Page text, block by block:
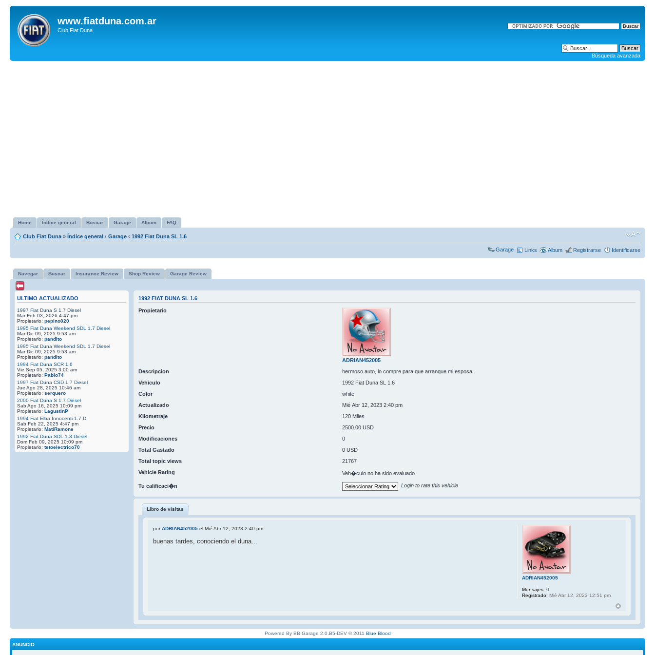
www.fiatduna.com.ar
Club Fiat Duna
Búsqueda avanzada
Home Índice general Buscar Garage Album FAQ
Club Fiat Duna » Índice general ‹ Garage ‹ 1992 Fiat Duna SL 1.6
Garage Links Album Registrarse Identificarse
Navegar Buscar Insurance Review Shop Review Garage Review
ULTIMO ACTUALIZADO
1997 Fiat Duna S 1.7 Diesel
Mar Feb 03, 2026 4:47 pm
Propietario: pepino020
1995 Fiat Duna Weekend SDL 1.7 Diesel
Mar Dic 09, 2025 9:53 am
Propietario: pandito
1995 Fiat Duna Weekend SDL 1.7 Diesel
Mar Dic 09, 2025 9:53 am
Propietario: pandito
1994 Fiat Duna SCR 1.6
Vie Sep 05, 2025 3:00 am
Propietario: Pablo74
1997 Fiat Duna CSD 1.7 Diesel
Jue Ago 28, 2025 10:46 am
Propietario: serquero
2000 Fiat Duna S 1.7 Diesel
Sab Ago 16, 2025 10:09 pm
Propietario: LagustinP
1994 Fiat Elba Innocenti 1.7 D
Sab Feb 22, 2025 4:47 pm
Propietario: MatiRamone
1992 Fiat Duna SDL 1.3 Diesel
Dom Feb 09, 2025 10:09 pm
Propietario: tetoelectrico70
1992 FIAT DUNA SL 1.6
Propietario
ADRIAN452005
Descripcion
hermoso auto, lo compre para que arranque mi esposa.
Vehiculo
1992 Fiat Duna SL 1.6
Color
white
Actualizado
Mié Abr 12, 2023 2:40 pm
Kilometraje
120 Miles
Precio
2500.00 USD
Modificaciones
0
Total Gastado
0 USD
Total topic views
21767
Vehicle Rating
Veh�culo no ha sido evaluado
Tu calificaci�n Login to rate this vehicle
Libro de visitas
porADRIAN452005el Mié Abr 12, 2023 2:40 pm
buenas tardes, conociendo el duna...
ADRIAN452005
Mensajes: 0
Registrado: Mié Abr 12, 2023 12:51 pm
Powered By BB Garage 2.0.B5-DEV © 2011 Blue Blood
ANUNCIO